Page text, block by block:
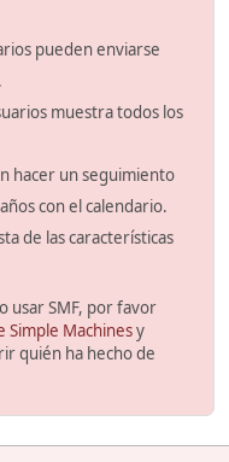
pueden enviarse
muestra todos los
hacer un seguimiento
con el calendario.
de las características
usar SMF, por favor
Simple Machinesy
quién ha hecho de